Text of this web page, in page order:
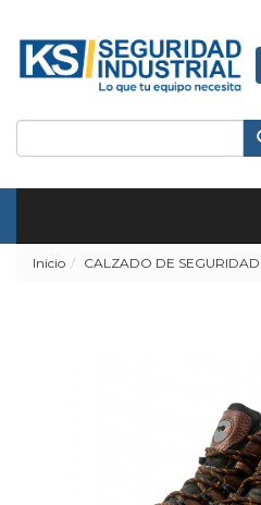
Inicio
CALZADO DE SEGURIDAD